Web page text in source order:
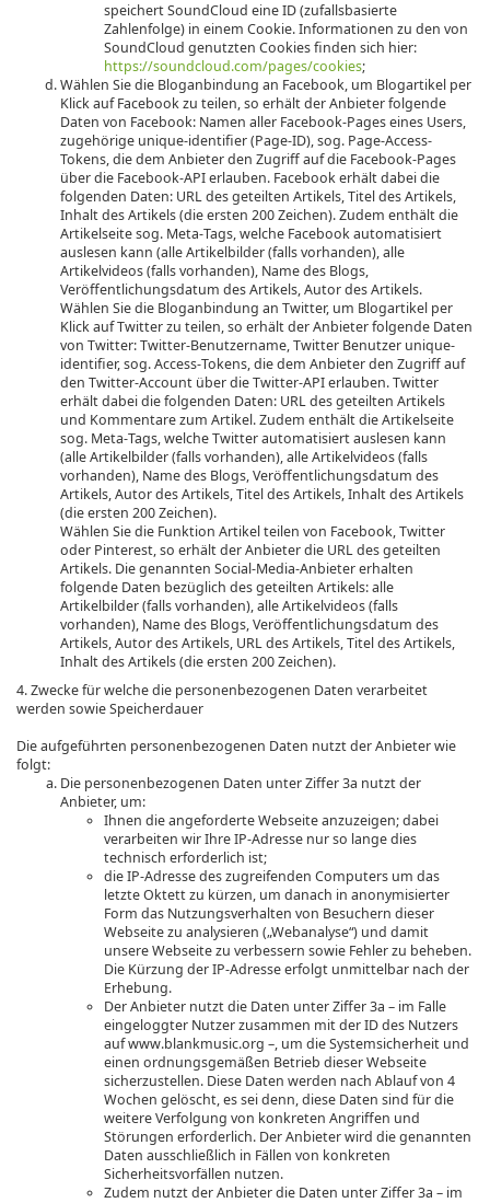
speichert SoundCloud eine ID (zufallsbasierte
Zahlenfolge) in einem Cookie. Informationen zu den von
SoundCloud genutzten Cookies finden sich hier:
https://soundcloud.com/pages/cookies;
Wählen Sie die Bloganbindung an Facebook, um Blogartikel per
Klick auf Facebook zu teilen, so erhält der Anbieter folgende
Daten von Facebook: Namen aller Facebook-Pages eines Users,
zugehörige unique-identifier (Page-ID), sog. Page-Access-
Tokens, die dem Anbieter den Zugriff auf die Facebook-Pages
über die Facebook-API erlauben. Facebook erhält dabei die
folgenden Daten: URL des geteilten Artikels, Titel des Artikels,
Inhalt des Artikels (die ersten 200 Zeichen). Zudem enthält die
Artikelseite sog. Meta-Tags, welche Facebook automatisiert
auslesen kann (alle Artikelbilder (falls vorhanden), alle
Artikelvideos (falls vorhanden), Name des Blogs,
Veröffentlichungsdatum des Artikels, Autor des Artikels.
Wählen Sie die Bloganbindung an Twitter, um Blogartikel per
Klick auf Twitter zu teilen, so erhält der Anbieter folgende Daten
von Twitter: Twitter-Benutzername, Twitter Benutzer unique-
identifier, sog. Access-Tokens, die dem Anbieter den Zugriff auf
den Twitter-Account über die Twitter-API erlauben. Twitter
erhält dabei die folgenden Daten: URL des geteilten Artikels
und Kommentare zum Artikel. Zudem enthält die Artikelseite
sog. Meta-Tags, welche Twitter automatisiert auslesen kann
(alle Artikelbilder (falls vorhanden), alle Artikelvideos (falls
vorhanden), Name des Blogs, Veröffentlichungsdatum des
Artikels, Autor des Artikels, Titel des Artikels, Inhalt des Artikels
(die ersten 200 Zeichen).
Wählen Sie die Funktion Artikel teilen von Facebook, Twitter
oder Pinterest, so erhält der Anbieter die URL des geteilten
Artikels. Die genannten Social-Media-Anbieter erhalten
folgende Daten bezüglich des geteilten Artikels: alle
Artikelbilder (falls vorhanden), alle Artikelvideos (falls
vorhanden), Name des Blogs, Veröffentlichungsdatum des
Artikels, Autor des Artikels, URL des Artikels, Titel des Artikels,
Inhalt des Artikels (die ersten 200 Zeichen).
4. Zwecke für welche die personenbezogenen Daten verarbeitet
werden sowie Speicherdauer
Die aufgeführten personenbezogenen Daten nutzt der Anbieter wie
folgt:
Die personenbezogenen Daten unter Ziffer 3a nutzt der
Anbieter, um:
Ihnen die angeforderte Webseite anzuzeigen; dabei
verarbeiten wir Ihre IP-Adresse nur so lange dies
technisch erforderlich ist;
die IP-Adresse des zugreifenden Computers um das
letzte Oktett zu kürzen, um danach in anonymisierter
Form das Nutzungsverhalten von Besuchern dieser
Webseite zu analysieren („Webanalyse“) und damit
unsere Webseite zu verbessern sowie Fehler zu beheben.
Die Kürzung der IP-Adresse erfolgt unmittelbar nach der
Erhebung.
Der Anbieter nutzt die Daten unter Ziffer 3a – im Falle
eingeloggter Nutzer zusammen mit der ID des Nutzers
auf www.blankmusic.org –, um die Systemsicherheit und
einen ordnungsgemäßen Betrieb dieser Webseite
sicherzustellen. Diese Daten werden nach Ablauf von 4
Wochen gelöscht, es sei denn, diese Daten sind für die
weitere Verfolgung von konkreten Angriffen und
Störungen erforderlich. Der Anbieter wird die genannten
Daten ausschließlich in Fällen von konkreten
Sicherheitsvorfällen nutzen.
Zudem nutzt der Anbieter die Daten unter Ziffer 3a – im